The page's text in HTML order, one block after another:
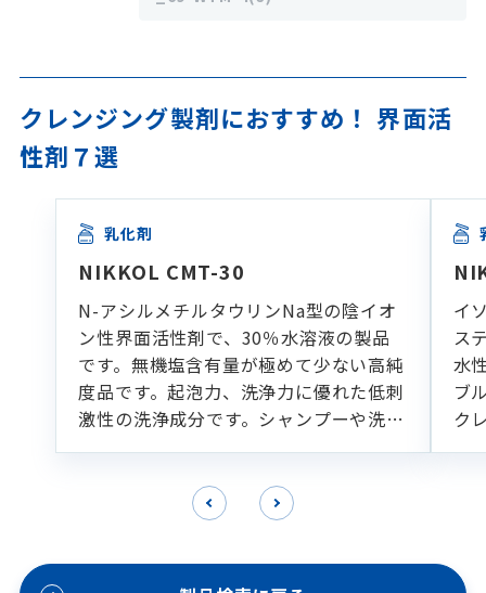
クレンジング製剤におすすめ！ 界面活
性剤７選
乳化剤
NIKKOL CMT-30
N-アシルメチルタウリンNa型の陰イオ
ン性界面活性剤で、30％水溶液の製品
です。無機塩含有量が極めて少ない高純
度品です。起泡力、洗浄力に優れた低刺
激性の洗浄成分です。シャンプーや洗顔
フォームなどの各種洗浄製剤に適してい
イ
ス
水
ブ
ク